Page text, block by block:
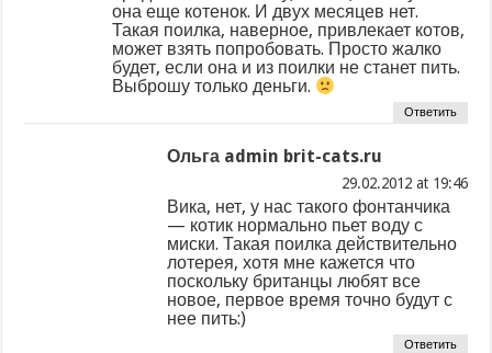
она еще котенок. И двух месяцев нет.
Такая поилка, наверное, привлекает котов,
может взять попробовать. Просто жалко
будет, если она и из поилки не станет пить.
Выброшу только деньги.
Ответить
Ольга admin brit-cats.ru
at
Вика, нет, у нас такого фонтанчика
— котик нормально пьет воду с
миски. Такая поилка действительно
лотерея, хотя мне кажется что
поскольку британцы любят все
новое, первое время точно будут с
нее пить:)
Ответить